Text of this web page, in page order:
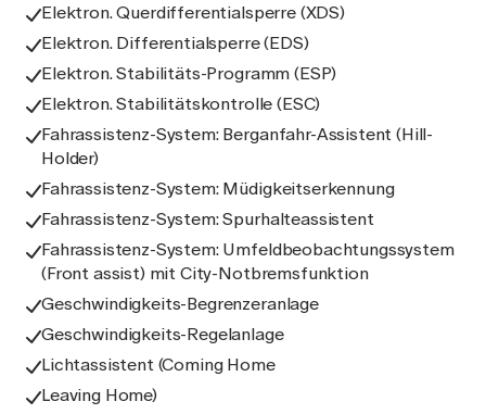
Elektron. Querdifferentialsperre (XDS)
Elektron. Differentialsperre (EDS)
Elektron. Stabilitäts-Programm (ESP)
Elektron. Stabilitätskontrolle (ESC)
Fahrassistenz-System: Berganfahr-Assistent (Hill-
Holder)
Fahrassistenz-System: Müdigkeitserkennung
Fahrassistenz-System: Spurhalteassistent
Fahrassistenz-System: Umfeldbeobachtungssystem
(Front assist) mit City-Notbremsfunktion
Geschwindigkeits-Begrenzeranlage
Geschwindigkeits-Regelanlage
Lichtassistent (Coming Home
Leaving Home)